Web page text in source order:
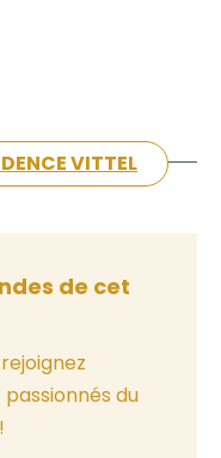
VITTEL
de cet
du
!